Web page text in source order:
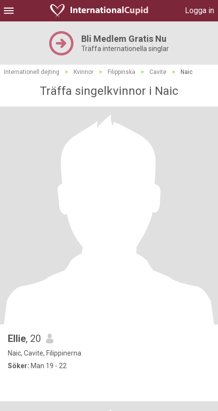
Logga in
Bli Medlem Gratis Nu
Träffa internationella singlar
Internationell dejting > Kvinnor > Filippinska > Cavite > Naic
Träffa singelkvinnor i Naic
Ellie, 20
Naic, Cavite, Filippinerna
Söker: Man 19 - 22